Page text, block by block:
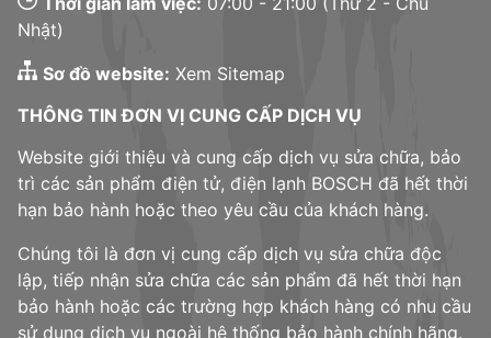
Nhật)
Sơ đồ website: Xem Sitemap
THÔNG TIN ĐƠN VỊ CUNG CẤP DỊCH VỤ
Website giới thiệu và cung cấp dịch vụ sửa chữa, bảo
trì các sản phẩm điện tử, điện lạnh BOSCH đã hết thời
hạn bảo hành hoặc theo yêu cầu của khách hàng.
Chúng tôi là đơn vị cung cấp dịch vụ sửa chữa độc
lập, tiếp nhận sửa chữa các sản phẩm đã hết thời hạn
bảo hành hoặc các trường hợp khách hàng có nhu cầu
sử dụng dịch vụ ngoài hệ thống bảo hành chính hãng.